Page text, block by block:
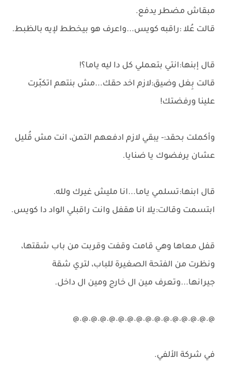
مبقاش مضطر يدفع.
قالت عُلا :راقبه كويس...واعرف هو بيخطط لإيه بالظبط.
قال إبنها:انتي بتعملي كل دا ليه ياما؟!
قالت بِغل وضيق:لازم اخد حقك...مش بنتهم اتكبّرت
علينا ورفضتك!
وأكملت بحقد:- يبقي لازم ادفعهم التمن، انت مش قُليل
عشان يرفضوك يا ضنايا.
قال ابنها:تسلمي ياما...انا مليش غيرك ولله.
ابتسمت وقالت:يلا انا هقفل وانت راقبلي الواد دا كويس.
قفل معاها وهي قامت وقفت وقربت من باب شقتها،
ونظرت من الفتحة الصغيرة للباب، لتري شقة
جيرانها...وتعرف مين ال خارج ومين ال داخل.
@.@.@.@.@.@.@.@.@.@.@.@.@.@.@.@
في شركة الألفي.